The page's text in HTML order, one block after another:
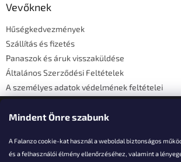
Mindent Önre szabunk
A Falanzo cookie-kat használ a weboldal biztonságos
és a felhasználói élmény ellenőrzéséhez, valamint a
Vevőknek
Hűségkedvezmények
Szállítás és fizetés
Panaszok és áruk visszaküldése
Általános Szerződési Feltételek
A személyes adatok védelmének feltételei
Elérhetőségi adatok